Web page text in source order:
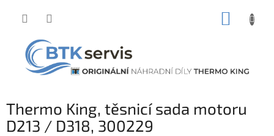
Thermo King, těsnicí sada motoru
D213 / D318, 300229